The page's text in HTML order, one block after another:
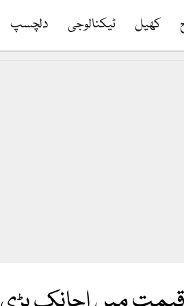
کھیل ٹیکنالوجی دلچسپ